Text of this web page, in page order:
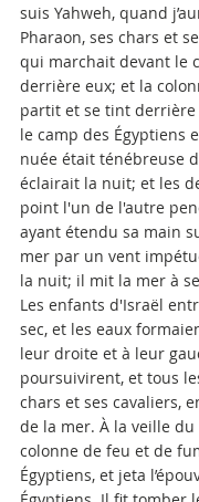
suis Yahweh, quand
Pharaon, ses chars et
qui marchait devant le
derrière eux; et la
partit et se tint
le camp des Égyptiens
nuée était ténébreuse
éclairait la nuit; et les
point l'un de l'autre
ayant étendu sa main
mer par un vent
la nuit; il mit la mer à
Les enfants d'Israël
sec, et les eaux
leur droite et à leur
poursuivirent, et tous
chars et ses cavaliers,
de la mer. À la veille
colonne de feu et de
Égyptiens, et jeta